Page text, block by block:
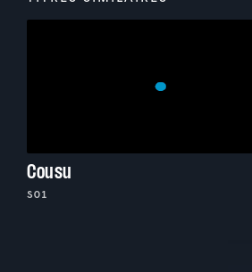
Cousu
S01